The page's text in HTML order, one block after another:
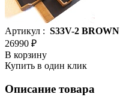
Артикул : S33V-2 BROWN
26990 ₽
В корзину
Купить в один клик
Описание товара